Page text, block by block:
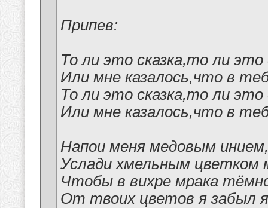
Припев:
То ли это сказка,то ли это
Или мне казалось,что в
То ли это сказка,то ли это
Или мне казалось,что в
Напои меня медовым инием,
Услади хмельным цветком
Чтобы в вихре мрака
От твоих цветов я забыл